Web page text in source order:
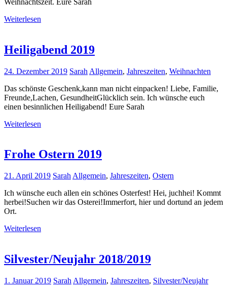
Weiterlesen
Heiligabend 2019
24. Dezember 2019 Sarah Allgemein, Jahreszeiten, Weihnachten
Das schönste Geschenk,kann man nicht einpacken! Liebe, Familie,
Freunde,Lachen, GesundheitGlücklich sein. Ich wünsche euch
einen besinnlichen Heiligabend! Eure Sarah
Weiterlesen
Frohe Ostern 2019
21. April 2019 Sarah Allgemein, Jahreszeiten, Ostern
Ich wünsche euch allen ein schönes Osterfest! Hei, juchhei! Kommt
herbei!Suchen wir das Osterei!Immerfort, hier und dortund an jedem
Ort.
Weiterlesen
Silvester/Neujahr 2018/2019
1. Januar 2019 Sarah Allgemein, Jahreszeiten, Silvester/Neujahr